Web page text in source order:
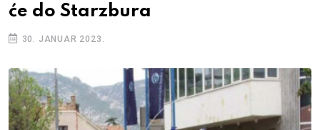
će do Starzbura
30. JANUAR 2023.